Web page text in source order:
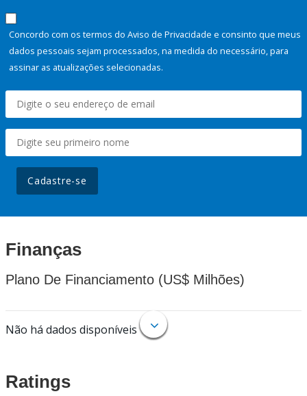
Concordo com os termos do Aviso de Privacidade e consinto que meus
dados pessoais sejam processados, na medida do necessário, para
assinar as atualizações selecionadas.
Cadastre-se
Finanças
Plano De Financiamento (US$ Milhões)
Não há dados disponíveis
Ratings